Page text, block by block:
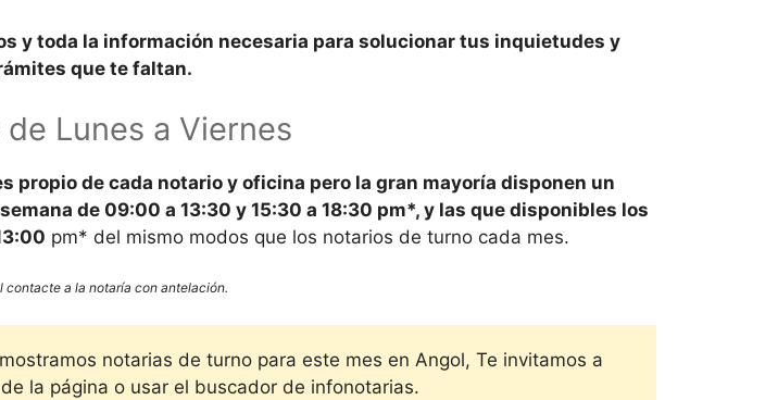
y toda la información necesaria para solucionar tus inquietudes y
que te faltan.
Lunes a Viernes
propio de cada notario y oficina pero la gran mayoría disponen un
semana de 09:00 a 13:30 y 15:30 a 18:30 pm*, y las que disponibles los
pm* del mismo modos que los notarios de turno cada mes.
contacte a la notaría con antelación.
notarias de turno para este mes en Angol, Te invitamos a
la página o usar el buscador de infonotarias.